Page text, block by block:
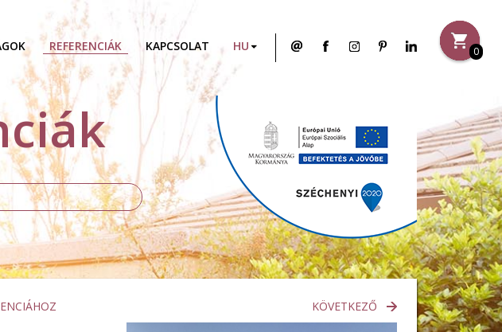
REFERENCIÁK KAPCSOLAT 0
KÖVETKEZŐ